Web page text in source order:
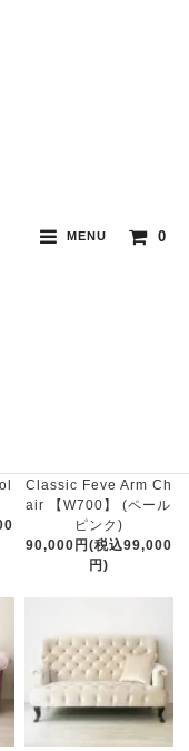
MENU 0
Classic Feve Arm Ch
air 【W700】 (ペール
ピンク)
90,000円(税込99,000
円)